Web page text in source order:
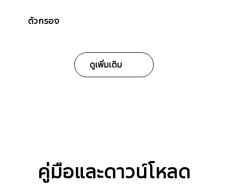
ตัวกรอง
ดูเพิ่มเติม
คู่มือและดาวน์โหลด